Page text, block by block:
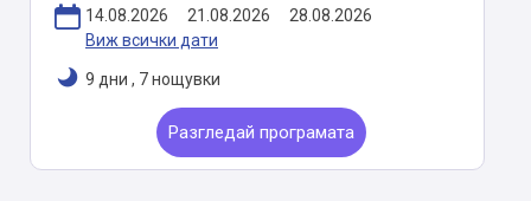
14.08.2026 21.08.2026
28.08.2026
Виж всички дати
9 дни , 7 нощувки
Разгледай програмата